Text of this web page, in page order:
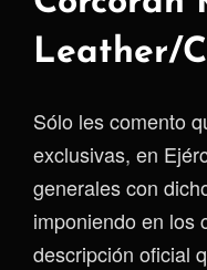
Leather/
Sólo les comento
exclusivas, en
generales con
imponiendo en los
descripción oficial